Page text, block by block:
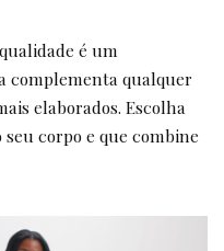
é um
complementa qualquer
elaborados. Escolha
corpo e que combine